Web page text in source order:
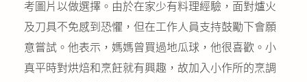
考圖片以做選擇。由於在家少有料理經驗，面對爐火
及刀具不免感到恐懼，但在工作人員支持鼓勵下會願
意嘗試。他表示，媽媽曾買過地瓜球，他很喜歡。小
真平時對烘焙和烹飪就有興趣，故加入小作所的烹調